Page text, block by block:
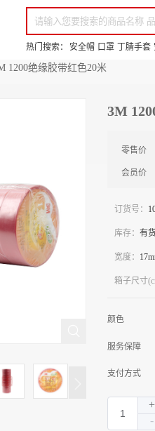
册
超低折扣价
热门搜索：
安全帽 口罩 丁腈手套
场景采购 品
1200绝缘胶带红色20米
3M
零售价
会员价
订货号：
库存： 有
宽度：
箱子尺寸
颜色
服务保障
支付方式